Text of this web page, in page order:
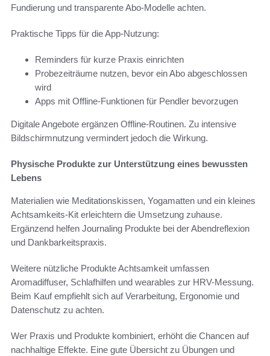
Fundierung und transparente Abo-Modelle achten.
Praktische Tipps für die App-Nutzung:
Reminders für kurze Praxis einrichten
Probezeiträume nutzen, bevor ein Abo abgeschlossen
wird
Apps mit Offline-Funktionen für Pendler bevorzugen
Digitale Angebote ergänzen Offline-Routinen. Zu intensive
Bildschirmnutzung vermindert jedoch die Wirkung.
Physische Produkte zur Unterstützung eines bewussten
Lebens
Materialien wie Meditationskissen, Yogamatten und ein kleines
Achtsamkeits-Kit erleichtern die Umsetzung zuhause.
Ergänzend helfen Journaling Produkte bei der Abendreflexion
und Dankbarkeitspraxis.
Weitere nützliche Produkte Achtsamkeit umfassen
Aromadiffuser, Schlafhilfen und wearables zur HRV-Messung.
Beim Kauf empfiehlt sich auf Verarbeitung, Ergonomie und
Datenschutz zu achten.
Wer Praxis und Produkte kombiniert, erhöht die Chancen auf
nachhaltige Effekte. Eine gute Übersicht zu Übungen und